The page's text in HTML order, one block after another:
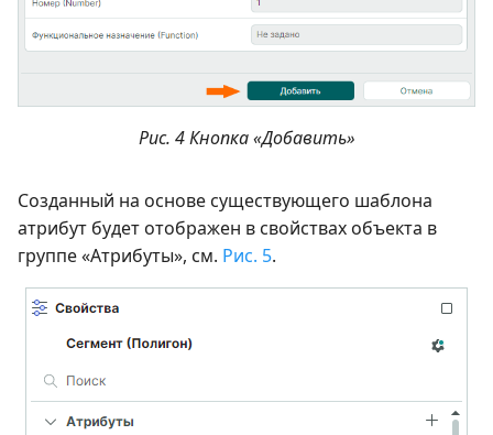
Рис. 4 Кнопка «Добавить»
Созданный на основе существующего шаблона
атрибут будет отображен в свойствах объекта в
группе «Атрибуты», см. Рис. 5.